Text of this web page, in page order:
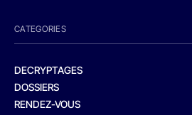
CATEGORIES
DECRYPTAGES
DOSSIERS
RENDEZ-VOUS